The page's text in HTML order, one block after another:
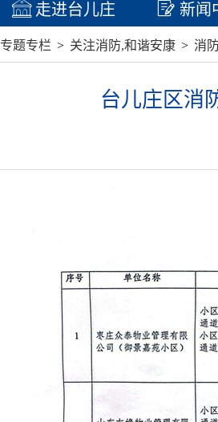
走进台儿庄 新闻
专题专栏 > 关注消防,和谐安康 > 消
台儿庄区消